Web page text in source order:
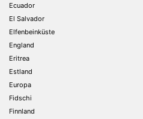
Ecuador
El Salvador
Elfenbeinküste
England
Eritrea
Estland
Europa
Fidschi
Finnland